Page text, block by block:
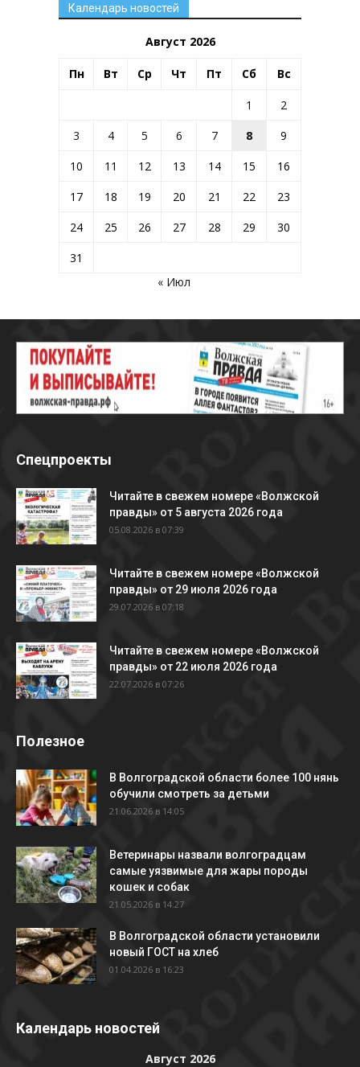
Календарь новостей
Август 2026
Пн Вт Ср Чт Пт Сб Вс
1
2
3
4 5 6 7 8
9
10
11 12 13 14 15
16
17
18 19 20 21 22
23
24
25 26 27 28 29
30
31
« Июл
Спецпроекты
Читайте в свежем номере «Волжской
правды» от 5 августа 2026 года
05.08.2026 в 07:39
Читайте в свежем номере «Волжской
правды» от 29 июля 2026 года
29.07.2026 в 07:18
Читайте в свежем номере «Волжской
правды» от 22 июля 2026 года
22.07.2026 в 07:26
Полезное
В Волгоградской области более 100 нянь
обучили смотреть за детьми
21.06.2026 в 14:05
Ветеринары назвали волгоградцам
самые уязвимые для жары породы
кошек и собак
21.05.2026 в 14:27
В Волгоградской области установили
новый ГОСТ на хлеб
01.04.2026 в 16:23
Календарь новостей
Август 2026